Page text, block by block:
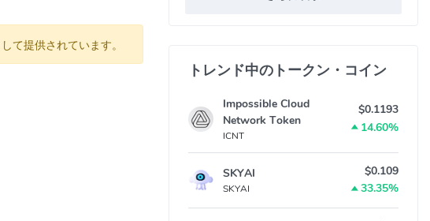
て提供されています。
トレンド中のトークン・コイン
Impossible Cloud
Network Token
ICNT
$0.1193
14.60%
SKYAI
SKYAI
$0.109
33.35%